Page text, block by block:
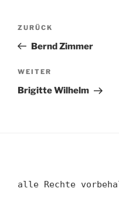
Beitragsnavigation
Vorheriger
Beitrag
ZURÜCK
Bernd Zimmer
Nächster
Beitrag
WEITER
Brigitte Wilhelm
alle Rechte